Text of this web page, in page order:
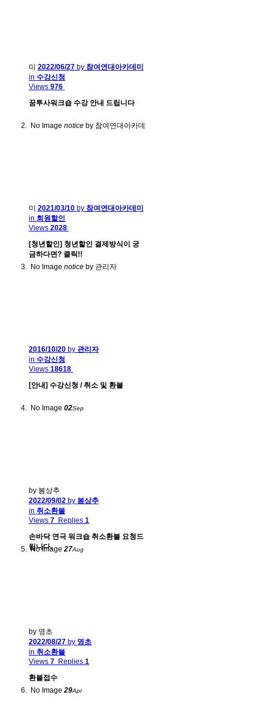
미 2022/06/27 by 참여연대아카데미
in 수강신청
Views 976
꿈투사워크숍 수강 안내 드립니다
No Image notice by 참여연대아카데
미 2021/03/10 by 참여연대아카데미
in 회원할인
Views 2028
[청년할인] 청년할인 결제방식이 궁
금하다면? 클릭!!
No Image notice by 관리자
2016/10/20 by 관리자
in 수강신청
Views 18618
[안내] 수강신청 / 취소 및 환불
No Image 02Sep
by 봄상추
2022/09/02 by 봄상추
in 취소환불
Views 7 Replies 1
손바닥 연극 워크숍 취소환불 요청드
립니다.
No Image 27Aug
by 영초
2022/08/27 by 영초
in 취소환불
Views 7 Replies 1
환불접수
No Image 29Apr